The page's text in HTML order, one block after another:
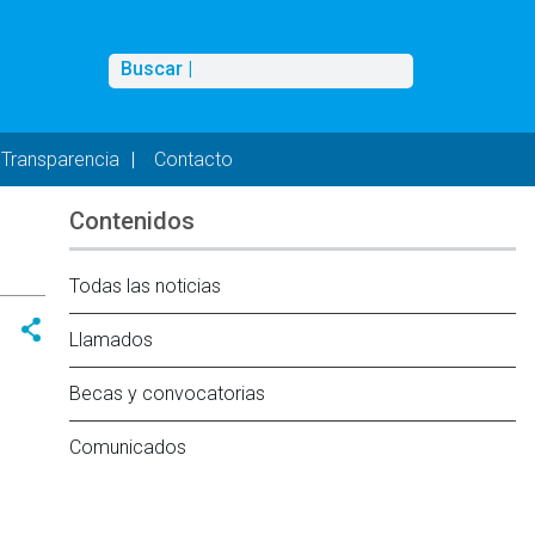
Buscar
Buscar |
Transparencia Contacto
Contenidos
Todas las noticias
Llamados
Becas y convocatorias
Comunicados